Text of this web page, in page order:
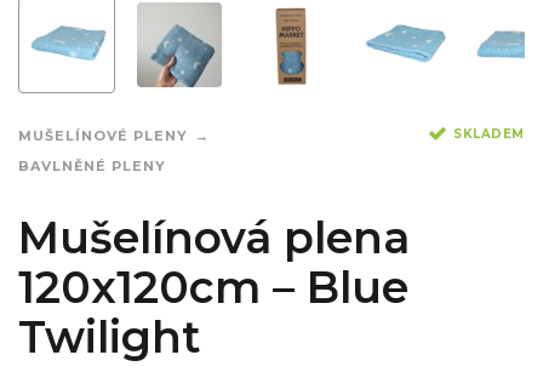
MUŠELÍNOVÉ PLENY
BAVLNĚNÉ PLENY
SKLADEM
Mušelínová plena
120x120cm – Blue
Twilight